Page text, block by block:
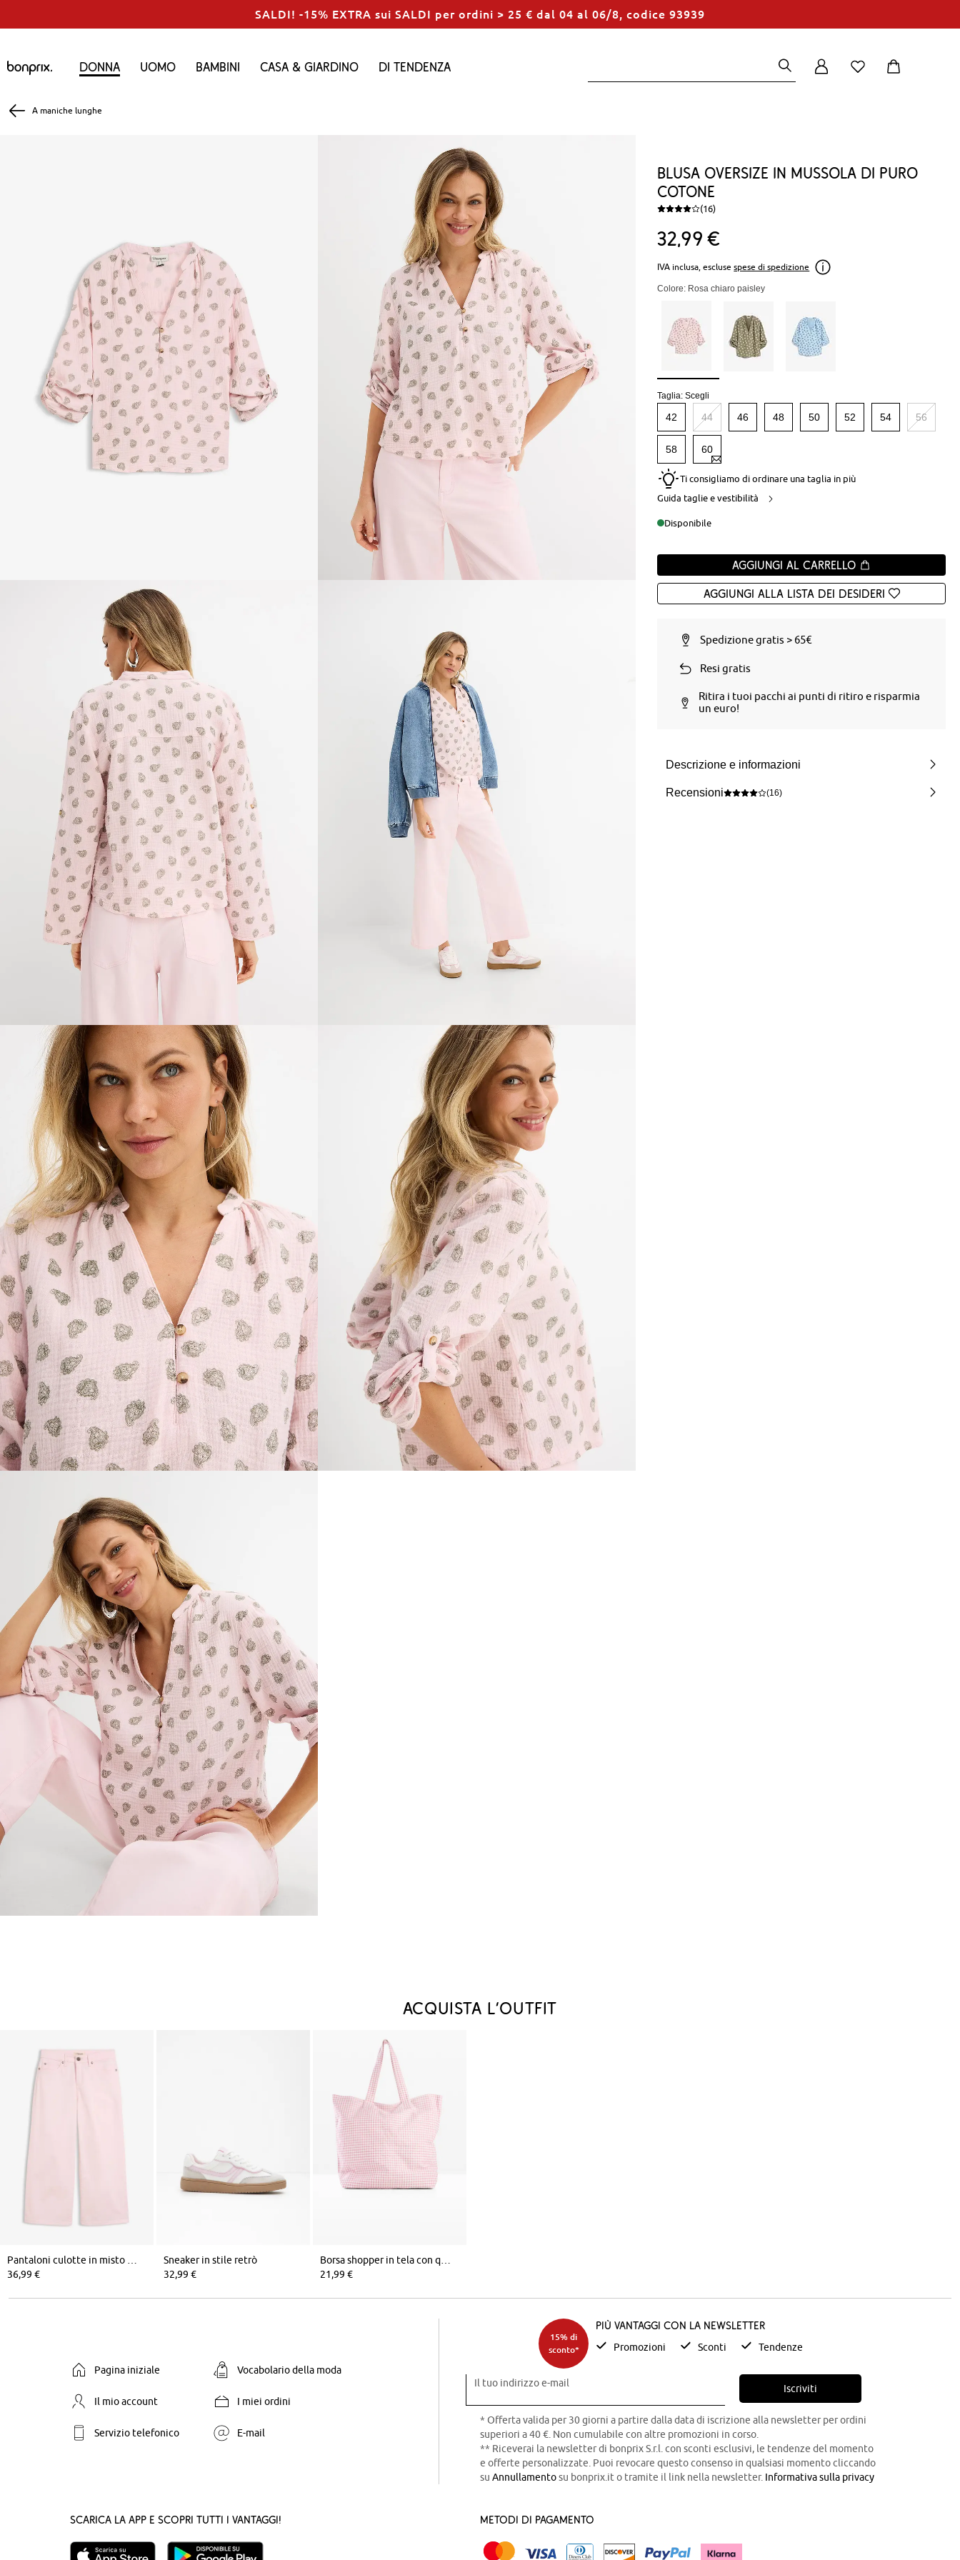
SALDI! -15% EXTRA sui SALDI per ordini > 25 € dal 04 al 06/8, codice 93939
Donna Uomo Bambini Casa & Giardino Di tendenza
A maniche lunghe
Blusa oversize in mussola di puro
cotone
(16)
32 99 €
IVA inclusa, escluse spese di spedizione
Colore: Rosa chiaro paisley
Taglia:Scegli
42 44 46 48 50 52 54 56
58 60
Ti consigliamo di ordinare una taglia in più
Guida taglie e vestibilità
Disponibile
Aggiungi al carrello
Aggiungi alla Lista dei desideri
Spedizione gratis > 65€
Resi gratis
Ritira i tuoi pacchi ai punti di ritiro e risparmia
un euro!
Descrizione e informazioni
Recensioni (16)
Acquista l‘outfit
36,99 €
Sneaker in stile retrò
32,99 €
21,99 €
Pagina iniziale Vocabolario della moda
Il mio account I miei ordini
Servizio telefonico E-mail
15% di
sconto*
Più vantaggi con la newsletter
Promozioni Sconti Tendenze
Il tuo indirizzo e-mail Iscriviti
* Offerta valida per 30 giorni a partire dalla data di iscrizione alla newsletter per ordini
superiori a 40 €. Non cumulabile con altre promozioni in corso.
** Riceverai la newsletter di bonprix S.r.l. con sconti esclusivi, le tendenze del momento
e offerte personalizzate. Puoi revocare questo consenso in qualsiasi momento cliccando
su Annullamentosu bonprix.it o tramite il link nella newsletter. Informativa sulla privacy
Scarica la App e scopri tutti i vantaggi! Metodi di pagamento